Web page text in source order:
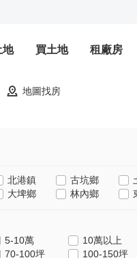
地 買土地 租廠房
地圖找房
北港鎮 古坑鄉
大埤鄉 林內鄉
5-10萬 10萬以上
70-100坪 100-150坪